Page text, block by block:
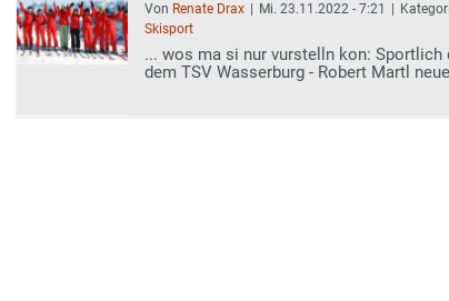
Von Renate Drax Mi. 23.11.2022 - 7:21
Skisport
... wos ma si nur vurstelln kon: Sportlich
dem TSV Wasserburg - Robert Martl